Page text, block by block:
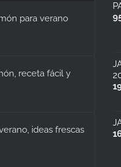
para verano
receta fácil y
ideas frescas